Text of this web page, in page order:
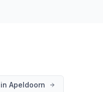
Apeldoorn